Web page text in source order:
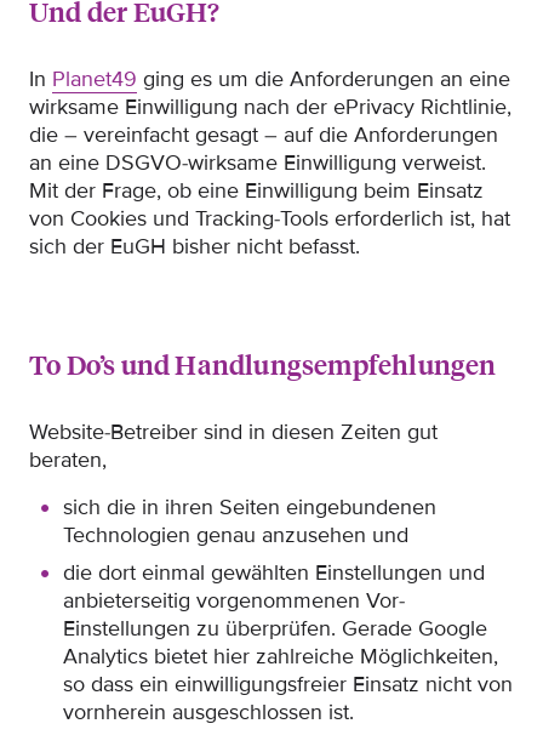
Und der EuGH?
In Planet49 ging es um die Anforderungen an eine
wirksame Einwilligung nach der ePrivacy Richtlinie,
die – vereinfacht gesagt – auf die Anforderungen
an eine DSGVO-wirksame Einwilligung verweist.
Mit der Frage, ob eine Einwilligung beim Einsatz
von Cookies und Tracking-Tools erforderlich ist, hat
sich der EuGH bisher nicht befasst.
To Do’s und Handlungsempfehlungen
Website-Betreiber sind in diesen Zeiten gut
beraten,
sich die in ihren Seiten eingebundenen
Technologien genau anzusehen und
die dort einmal gewählten Einstellungen und
anbieterseitig vorgenommenen Vor-
Einstellungen zu überprüfen. Gerade Google
Analytics bietet hier zahlreiche Möglichkeiten,
so dass ein einwilligungsfreier Einsatz nicht von
vornherein ausgeschlossen ist.